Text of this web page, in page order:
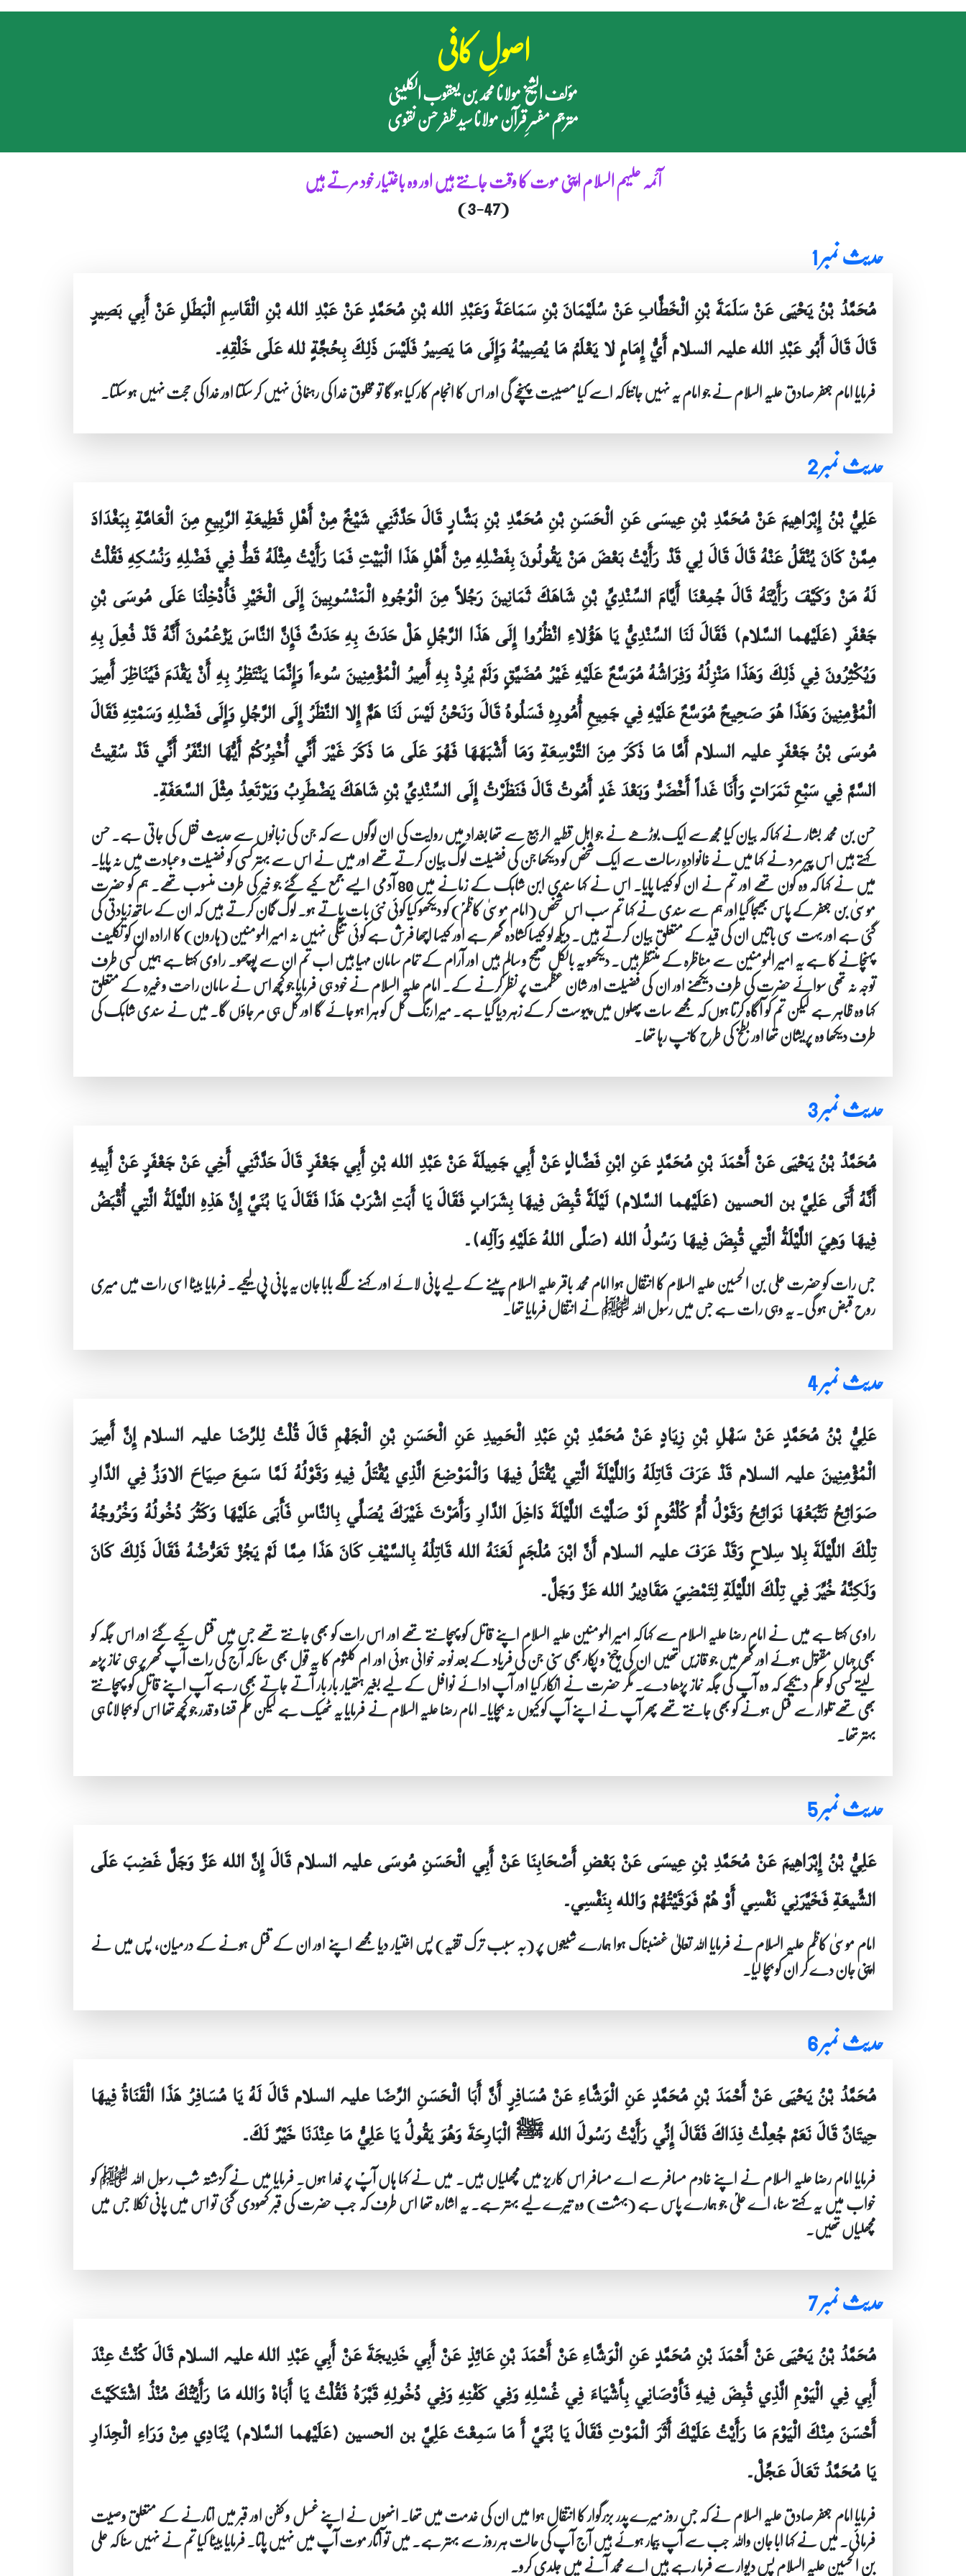
اصولِ کافی
مؤلف الشیخ مولانا محمد بن یعقوب الکلینی
مترجم مفسرِ قرآن مولانا سید ظفر حسن نقوی
آئمہ علیہم السلام اپنی موت کا وقت جانتے ہیں اور وہ باختیار خود مرتے ہیں
(3-47)
حدیث نمبر 1
مُحَمَّدُ بْنُ يَحْيَى عَنْ سَلَمَةَ بْنِ الْخَطَّابِ عَنْ سُلَيْمَانَ بْنِ سَمَاعَةَ وَعَبْدِ الله بْنِ مُحَمَّدٍ عَنْ عَبْدِ الله بْنِ الْقَاسِمِ الْبَطَلِ عَنْ أَبِي بَصِيرٍ
قَالَ قَالَ أَبُو عَبْدِ الله علیہ السلام أَيُّ إِمَامٍ لا يَعْلَمُ مَا يُصِيبُهُ وَإِلَى مَا يَصِيرُ فَلَيْسَ ذَلِكَ بِحُجَّةٍ لله عَلَى خَلْقِهِ۔
فرمایا امام جعفر صادق علیہ السلام نے جو امام یہ نہیں جانتا کہ اسے کیا مصیبت پہنچے گی اور اس کا انجام کار کیا ہو گا تو مخلوق خدا کی رہنمائی نہیں کر سکتا اور خدا کی حجت نہیں ہو سکتا۔
حدیث نمبر 2
عَلِيُّ بْنُ إِبْرَاهِيمَ عَنْ مُحَمَّدِ بْنِ عِيسَى عَنِ الْحَسَنِ بْنِ مُحَمَّدِ بْنِ بَشَّارٍ قَالَ حَدَّثَنِي شَيْخٌ مِنْ أَهْلِ قَطِيعَةِ الرَّبِيعِ مِنَ الْعَامَّةِ بِبَغْدَادَ
مِمَّنْ كَانَ يُنْقَلُ عَنْهُ قَالَ قَالَ لِي قَدْ رَأَيْتُ بَعْضَ مَنْ يَقُولُونَ بِفَضْلِهِ مِنْ أَهْلِ هَذَا الْبَيْتِ فَمَا رَأَيْتُ مِثْلَهُ قَطُّ فِي فَضْلِهِ وَنُسُكِهِ فَقُلْتُ
لَهُ مَنْ وَكَيْفَ رَأَيْتَهُ قَالَ جُمِعْنَا أَيَّامَ السِّنْدِيِّ بْنِ شَاهَكَ ثَمَانِينَ رَجُلاً مِنَ الْوُجُوهِ الْمَنْسُوبِينَ إِلَى الْخَيْرِ فَأُدْخِلْنَا عَلَى مُوسَى بْنِ
جَعْفَرٍ (عَلَيْهما السَّلام) فَقَالَ لَنَا السِّنْدِيُّ يَا هَؤُلاءِ انْظُرُوا إِلَى هَذَا الرَّجُلِ هَلْ حَدَثَ بِهِ حَدَثٌ فَإِنَّ النَّاسَ يَزْعُمُونَ أَنَّهُ قَدْ فُعِلَ بِهِ
وَيُكْثِرُونَ فِي ذَلِكَ وَهَذَا مَنْزِلُهُ وَفِرَاشُهُ مُوَسَّعٌ عَلَيْهِ غَيْرُ مُضَيَّقٍ وَلَمْ يُرِدْ بِهِ أَمِيرُ الْمُؤْمِنِينَ سُوءاً وَإِنَّمَا يَنْتَظِرُ بِهِ أَنْ يَقْدَمَ فَيُنَاظِرَ أَمِيرَ
الْمُؤْمِنِينَ وَهَذَا هُوَ صَحِيحٌ مُوَسَّعٌ عَلَيْهِ فِي جَمِيعِ أُمُورِهِ فَسَلُوهُ قَالَ وَنَحْنُ لَيْسَ لَنَا هَمٌّ إِلا النَّظَرُ إِلَى الرَّجُلِ وَإِلَى فَضْلِهِ وَسَمْتِهِ فَقَالَ
مُوسَى بْنُ جَعْفَرٍ علیہ السلام أَمَّا مَا ذَكَرَ مِنَ التَّوْسِعَةِ وَمَا أَشْبَهَهَا فَهُوَ عَلَى مَا ذَكَرَ غَيْرَ أَنِّي أُخْبِرُكُمْ أَيُّهَا النَّفَرُ أَنِّي قَدْ سُقِيتُ
السَّمَّ فِي سَبْعِ تَمَرَاتٍ وَأَنَا غَداً أَخْضَرُّ وَبَعْدَ غَدٍ أَمُوتُ قَالَ فَنَظَرْتُ إِلَى السِّنْدِيِّ بْنِ شَاهَكَ يَضْطَرِبُ وَيَرْتَعِدُ مِثْلَ السَّعَفَةِ۔
حسن بن محمد بشار نے کہا کہ بیان کیا مجھ سے ایک بوڑھے نے جو اہل قطیہ الربیع سے تھا بغداد میں روایت کی ان لوگوں سے کہ جن کی زبانوں سے حدیث نقل کی جاتی ہے۔ حسن
کہتے ہیں اس پیر مرد نے کہا میں نے خانوادہِ رسالت سے ایک شخص کو دیکھا جن کی فضیلت لوگ بیان کرتے تھے اور میں نے اس سے بہتر کسی کو فضیلت و عبادت میں نہ پایا۔
میں نے کہا کہ وہ کون تھے اور تم نے ان کو کیسا پایا۔ اس نے کہا سندی ابن شاہک کے زمانے میں 80 آدمی ایسے جمع کیے گئے جو خیر کی طرف منسوب تھے۔ ہم کو حضرت
موسیٰ بن جعفر کے پاس بھیجا گیا اور ہم سے سندی نے کہا تم سب اس شخص (امام موسیٰ کاظمؑ) کو دیکھو کیا کوئی نئی بات پاتے ہو۔ لوگ گمان کرتے ہیں کہ ان کے ساتھ زیادتی کی
گئی ہے اور بہت سی باتیں ان کی قید کے متعلق بیان کرتے ہیں۔ دیکھ لو کیسا کشادہ گھر ہے اور کیسا اچھا فرش ہے کوئی تنگی نہیں نہ امیر المومنین (ہارون) کا ارادہ ان کو تکلیف
پہنچانے کا ہے یہ امیر المومنین سے مناظرہ کے منتظر ہیں۔ دیکھو یہ بالکل صحیح و سالم ہیں اور آرام کے تمام سامان مہیا ہیں اب تم ان سے پوچھو۔ راوی کہتا ہے ہمیں کسی طرف
توجہ نہ تھی سوائے حضرت کی طرف دیکھنے اور ان کی فضیلت اور شان عظمت پر نظر کرنے کے۔ امام علیہ السلام نے خود ہی فرمایا جو کچھ اس نے سامان راحت وغیرہ کے متعلق
کہا وہ ظاہر ہے لیکن تم کو آگاہ کرتا ہوں کہ مجھے سات پھلوں میں پیوست کر کے زہر دیا گیا ہے۔ میرا رنگ کل کو ہرا ہو جائے گا اور کل ہی مر جاؤں گا۔ میں نے سندی شاہک کی
طرف دیکھا وہ پریشان تھا اور بطخ کی طرح کانپ رہا تھا۔
حدیث نمبر 3
مُحَمَّدُ بْنُ يَحْيَى عَنْ أَحْمَدَ بْنِ مُحَمَّدٍ عَنِ ابْنِ فَضَّالٍ عَنْ أَبِي جَمِيلَةَ عَنْ عَبْدِ الله بْنِ أَبِي جَعْفَرٍ قَالَ حَدَّثَنِي أَخِي عَنْ جَعْفَرٍ عَنْ أَبِيهِ
أَنَّهُ أَتَى عَلِيَّ بن الحسين (عَلَيْهما السَّلام) لَيْلَةً قُبِضَ فِيهَا بِشَرَابٍ فَقَالَ يَا أَبَتِ اشْرَبْ هَذَا فَقَالَ يَا بُنَيَّ إِنَّ هَذِهِ اللَّيْلَةُ الَّتِي أُقْبَضُ
فِيهَا وَهِيَ اللَّيْلَةُ الَّتِي قُبِضَ فِيهَا رَسُولُ الله (صَلَّى اللهُ عَلَيْهِ وَآلِه)۔
جس رات کو حضرت علی بن الحسین علیہ السلام کا انتقال ہوا امام محمد باقر علیہ السلام پینے کے لیے پانی لائے اور کہنے لگے بابا جان یہ پانی پی لیجیے۔ فرمایا بیٹا اسی رات میں میری
روح قبض ہو گی۔ یہ وہی رات ہے جس میں رسول اللہ ﷺ نے انتقال فرمایا تھا۔
حدیث نمبر 4
عَلِيُّ بْنُ مُحَمَّدٍ عَنْ سَهْلِ بْنِ زِيَادٍ عَنْ مُحَمَّدِ بْنِ عَبْدِ الْحَمِيدِ عَنِ الْحَسَنِ بْنِ الْجَهْمِ قَالَ قُلْتُ لِلرِّضَا علیہ السلام إِنَّ أَمِيرَ
الْمُؤْمِنِينَ علیہ السلام قَدْ عَرَفَ قَاتِلَهُ وَاللَّيْلَةَ الَّتِي يُقْتَلُ فِيهَا وَالْمَوْضِعَ الَّذِي يُقْتَلُ فِيهِ وَقَوْلُهُ لَمَّا سَمِعَ صِيَاحَ الاوَزِّ فِي الدَّارِ
صَوَائِحُ تَتْبَعُهَا نَوَائِحُ وَقَوْلُ أُمِّ كُلْثُومٍ لَوْ صَلَّيْتَ اللَّيْلَةَ دَاخِلَ الدَّارِ وَأَمَرْتَ غَيْرَكَ يُصَلِّي بِالنَّاسِ فَأَبَى عَلَيْهَا وَكَثُرَ دُخُولُهُ وَخُرُوجُهُ
تِلْكَ اللَّيْلَةَ بِلا سِلاحٍ وَقَدْ عَرَفَ علیہ السلام أَنَّ ابْنَ مُلْجَمٍ لَعَنَهُ الله قَاتِلُهُ بِالسَّيْفِ كَانَ هَذَا مِمَّا لَمْ يَجُزْ تَعَرُّضُهُ فَقَالَ ذَلِكَ كَانَ
وَلَكِنَّهُ خُيِّرَ فِي تِلْكَ اللَّيْلَةِ لِتَمْضِيَ مَقَادِيرُ الله عَزَّ وَجَلَّ۔
راوی کہتا ہے میں نے امام رضا علیہ السلام سے کہا کہ امیر المومنین علیہ السلام اپنے قاتل کو پہچانتے تھے اور اس رات کو بھی جانتے تھے جس میں قتل کیے گئے اور اس جگہ کو
بھی جہاں مقتول ہوئے اور گھر میں جو قازیں تھیں ان کی چیخ و پکار بھی سنی جن کی فریاد کے بعد نوحہ خوانی ہوئی اور ام کلثوم کا یہ قول بھی سنا کہ آج کی رات آپ گھر پر ہی نماز پڑھ
لیتے کسی کو حکم دیجیے کہ وہ آپ کی جگہ نماز پڑھا دے۔ مگر حضرت نے انکار کیا اور آپ ادائے نوافل کے لیے بغیر ہتھیار بار بار آتے جاتے بھی رہے آپ اپنے قاتل کو پہچانتے
بھی تھے تلوار سے قتل ہونے کو بھی جانتے تھے پھر آپ نے اپنے آپ کو کیوں نہ بچایا۔ امام رضا علیہ السلام نے فرمایا یہ ٹھیک ہے لیکن حکم قضا و قدر جو کچھ تھا اس کو بجا لانا ہی
بہتر تھا۔
حدیث نمبر 5
عَلِيُّ بْنُ إِبْرَاهِيمَ عَنْ مُحَمَّدِ بْنِ عِيسَى عَنْ بَعْضِ أَصْحَابِنَا عَنْ أَبِي الْحَسَنِ مُوسَى علیہ السلام قَالَ إِنَّ الله عَزَّ وَجَلَّ غَضِبَ عَلَى
الشِّيعَةِ فَخَيَّرَنِي نَفْسِي أَوْ هُمْ فَوَقَيْتُهُمْ وَالله بِنَفْسِي۔
امام موسیٰ کاظم علیہ السلام نے فرمایا اللہ تعالیٰ غضبناک ہوا ہمارے شیعوں پر (بہ سبب ترک تقیہ) پس اختیار دیا مجھے اپنے اور ان کے قتل ہونے کے درمیان، پس میں نے
اپنی جان دے کر ان کو بچا لیا۔
حدیث نمبر 6
مُحَمَّدُ بْنُ يَحْيَى عَنْ أَحْمَدَ بْنِ مُحَمَّدٍ عَنِ الْوَشَّاءِ عَنْ مُسَافِرٍ أَنَّ أَبَا الْحَسَنِ الرِّضَا علیہ السلام قَالَ لَهُ يَا مُسَافِرُ هَذَا الْقَنَاةُ فِيهَا
حِيتَانٌ قَالَ نَعَمْ جُعِلْتُ فِدَاكَ فَقَالَ إِنِّي رَأَيْتُ رَسُولَ الله ﷺ الْبَارِحَةَ وَهُوَ يَقُولُ يَا عَلِيُّ مَا عِنْدَنَا خَيْرٌ لَكَ۔
فرمایا امام رضا علیہ السلام نے اپنے خادم مسافر سے اے مسافر اس کاریز میں مچھلیاں ہیں۔ میں نے کہا ہاں آپؑ پر فدا ہوں۔ فرمایا میں نے گزشتہ شب رسول اللہ ﷺ کو
خواب میں یہ کہتے سنا، اے علیؑ جو ہمارے پاس ہے (بہشت) وہ تیرے لیے بہتر ہے۔ یہ اشارہ تھا اس طرف کہ جب حضرت کی قبر کھودی گئی تو اس میں پانی نکلا جس میں
مچھلیاں تھیں۔
حدیث نمبر 7
مُحَمَّدُ بْنُ يَحْيَى عَنْ أَحْمَدَ بْنِ مُحَمَّدٍ عَنِ الْوَشَّاءِ عَنْ أَحْمَدَ بْنِ عَائِذٍ عَنْ أَبِي خَدِيجَةَ عَنْ أَبِي عَبْدِ الله علیہ السلام قَالَ كُنْتُ عِنْدَ
أَبِي فِي الْيَوْمِ الَّذِي قُبِضَ فِيهِ فَأَوْصَانِي بِأَشْيَاءَ فِي غُسْلِهِ وَفِي كَفْنِهِ وَفِي دُخُولِهِ قَبْرَهُ فَقُلْتُ يَا أَبَاهْ وَالله مَا رَأَيْتُكَ مُنْذُ اشْتَكَيْتَ
أَحْسَنَ مِنْكَ الْيَوْمَ مَا رَأَيْتُ عَلَيْكَ أَثَرَ الْمَوْتِ فَقَالَ يَا بُنَيَّ أَ مَا سَمِعْتَ عَلِيَّ بن الحسين (عَلَيْهما السَّلام) يُنَادِي مِنْ وَرَاءِ الْجِدَارِ
يَا مُحَمَّدُ تَعَالَ عَجِّلْ۔
فرمایا امام جعفر صادق علیہ السلام نے کہ جس روز میرے پدر بزرگوار کا انتقال ہوا میں ان کی خدمت میں تھا۔ انھوں نے اپنے غسل و کفن اور قبر میں اتارنے کے متعلق وصیت
فرمائی۔ میں نے کہا ابا جان واللہ جب سے آپ بیمار ہوئے ہیں آج آپ کی حالت ہر روز سے بہتر ہے۔ میں تو آثار موت آپ میں نہیں پاتا۔ فرمایا بیٹا کیا تم نے نہیں سنا کہ علی
بن الحسین علیہ السلام پسِ دیوار سے فرما رہے ہیں اے محمد آنے میں جلدی کرو۔